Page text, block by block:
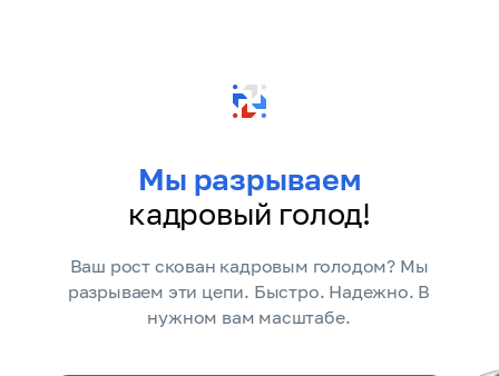
Мы разрываем
кадровый голод!
Ваш рост скован кадровым голодом? Мы
разрываем эти цепи. Быстро. Надежно. В
нужном вам масштабе.